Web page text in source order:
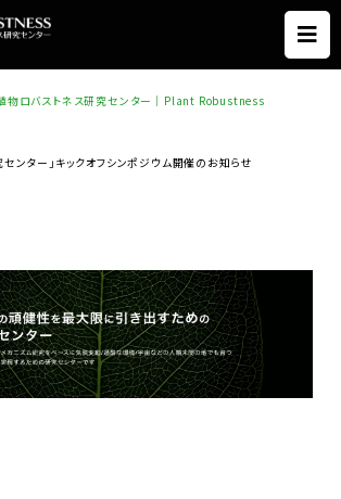
物ロバストネス研究センター｜Plant Robustness
ンター｣キックオフシンポジウム開催のお知らせ